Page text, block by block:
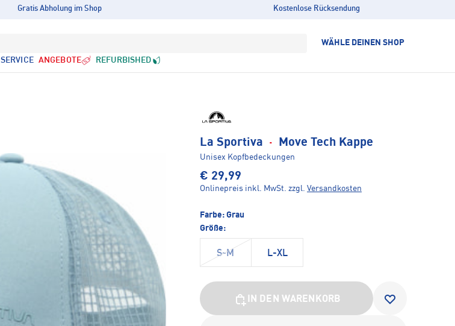
Gratis Abholung im Shop Kostenlose Rücksendung
WÄHLE DEINEN SHOP
ANGEBOTE REFURBISHED
La Sportiva · Move Tech Kappe
Unisex Kopfbedeckungen
€ 29,99
Onlinepreis inkl. MwSt. zzgl. Versandkosten
Farbe: Grau
Größe:
S-M L-XL
IN DEN WARENKORB